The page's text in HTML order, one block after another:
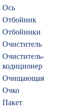
Ось
Отбойник
Отбойники
Очиститель
Очиститель-
кодиционер
Очищающая
Очко
Пакет